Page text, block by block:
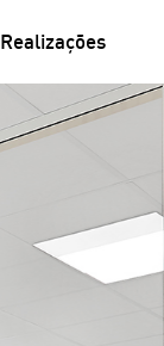
Realizações